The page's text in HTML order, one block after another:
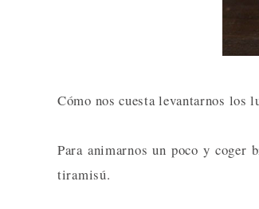
Cómo nos cuesta levantarnos los
Para animarnos un poco y coger
tiramisú.